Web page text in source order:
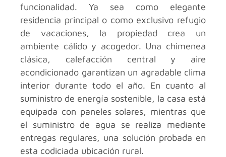
funcionalidad. Ya sea como elegante
residencia principal o como exclusivo refugio
de vacaciones, la propiedad crea un
ambiente cálido y acogedor. Una chimenea
clásica, calefacción central y aire
acondicionado garantizan un agradable clima
interior durante todo el año. En cuanto al
suministro de energía sostenible, la casa está
equipada con paneles solares, mientras que
el suministro de agua se realiza mediante
entregas regulares, una solución probada en
esta codiciada ubicación rural.